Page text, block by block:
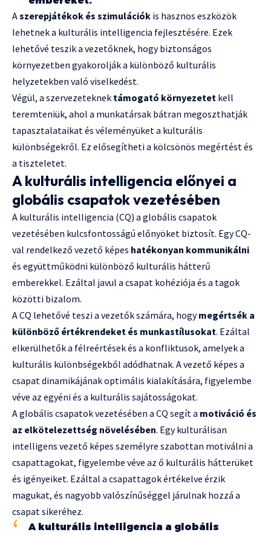
Aszerepjátékok és szimulációk is hasznos eszközök
lehetnek a kulturális intelligencia fejlesztésére. Ezek
lehetővé teszik a vezetőknek, hogy biztonságos
környezetben gyakorolják a különböző kulturális
helyzetekben való viselkedést.
Végül, a szervezeteknek támogató környezetet kell
teremteniük, ahol a munkatársak bátran megoszthatják
tapasztalataikat és véleményüket a kulturális
különbségekről. Ez elősegítheti a kölcsönös megértést és
a tiszteletet.
A kulturális intelligencia előnyei a
globális csapatok vezetésében
A kulturális intelligencia (CQ) a globális csapatok
vezetésében kulcsfontosságú előnyöket biztosít. Egy CQ-
val rendelkező vezető képes hatékonyan kommunikálni
és együttműködni különböző kulturális hátterű
emberekkel. Ezáltal javul a csapat kohéziója és a tagok
közötti bizalom.
A CQ lehetővé teszi a vezetők számára, hogymegértsék a
különböző értékrendeket és munkastílusokat. Ezáltal
elkerülhetők a félreértések és a konfliktusok, amelyek a
kulturális különbségekből adódhatnak. A vezető képes a
csapat dinamikájának optimális kialakítására, figyelembe
véve az egyéni és a kulturális sajátosságokat.
A globális csapatok vezetésében a CQ segít a motiváció és
az elkötelezettség növelésében. Egy kulturálisan
intelligens vezető képes személyre szabottan motiválni a
csapattagokat, figyelembe véve az ő kulturális hátterüket
és igényeiket. Ezáltal a csapattagok értékelve érzik
magukat, és nagyobb valószínűséggel járulnak hozzá a
csapat sikeréhez.
A kulturális intelligencia a globális